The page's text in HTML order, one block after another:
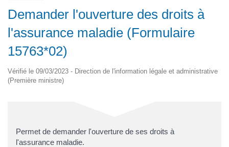
Demander l'ouverture des droits à
l'assurance maladie (Formulaire
15763*02)
Vérifié le 09/03/2023 - Direction de l'information légale et administrative
(Première ministre)
Permet de demander l'ouverture de ses droits à
l'assurance maladie.